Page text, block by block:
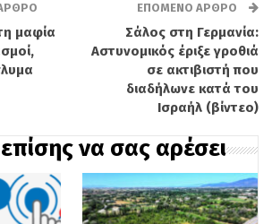
μαφία
ΕΠΌΜΕΝΟ ΆΡΘΡΟ
Σάλος στη Γερμανία:
Αστυνομικός έριξε γροθιά
σε ακτιβιστή που
διαδήλωνε κατά του
Ισραήλ (βίντεο)
να σας αρέσει